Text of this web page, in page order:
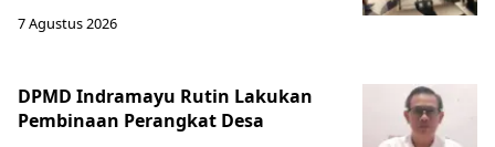
7 Agustus 2026
DPMD Indramayu Rutin Lakukan
Pembinaan Perangkat Desa